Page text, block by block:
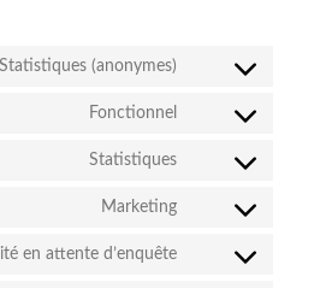
Statistiques (anonymes)
Consent
service
elementor
Fonctionnel
Consent
service
wordpress
Statistiques
Consent
service
google-
Marketing
Consent
service
en attente d’enquête
Consent